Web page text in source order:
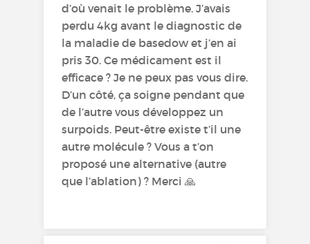
d’où venait le problème. J’avais
perdu 4kg avant le diagnostic de
la maladie de basedow et j’en ai
pris 30. Ce médicament est il
efficace ? Je ne peux pas vous dire.
D’un côté, ça soigne pendant que
de l’autre vous développez un
surpoids. Peut-être existe t’il une
autre molécule ? Vous a t’on
proposé une alternative (autre
que l’ablation) ? Merci 🙏